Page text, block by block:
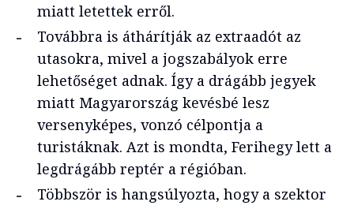
miatt letettek erről.
Továbbra is áthárítják az extraadót az
utasokra, mivel a jogszabályok erre
lehetőséget adnak. Így a drágább jegyek
miatt Magyarország kevésbé lesz
versenyképes, vonzó célpontja a
turistáknak. Azt is mondta, Ferihegy lett a
legdrágább reptér a régióban.
Többször is hangsúlyozta, hogy a szektor